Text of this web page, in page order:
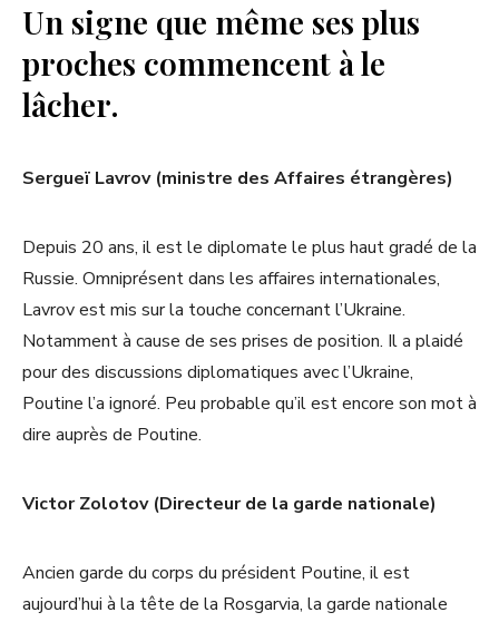
Un signe que même ses plus
proches commencent à le
lâcher.
Sergueï Lavrov (ministre des Affaires étrangères)
Depuis 20 ans, il est le diplomate le plus haut gradé de la
Russie. Omniprésent dans les affaires internationales,
Lavrov est mis sur la touche concernant l’Ukraine.
Notamment à cause de ses prises de position. Il a plaidé
pour des discussions diplomatiques avec l’Ukraine,
Poutine l’a ignoré. Peu probable qu’il est encore son mot à
dire auprès de Poutine.
Victor Zolotov (Directeur de la garde nationale)
Ancien garde du corps du président Poutine, il est
aujourd’hui à la tête de la Rosgarvia, la garde nationale